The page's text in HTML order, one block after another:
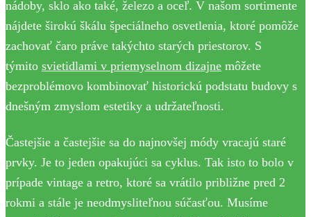
nádoby, sklo ako také, železo a oceľ. V našom sortimente
nájdete širokú škálu špeciálneho osvetlenia, ktoré pomôže
zachovať čaro práve takýchto starých priestorov. S
týmito svietidlami v priemyselnom dizajne môžete
bezproblémovo kombinovať historickú podstatu budovy s
dnešným zmyslom estetiky a udržateľnosti.
Častejšie a častejšie sa do najnovšej módy vracajú staré
prvky. Je to jeden opakujúci sa cyklus. Tak isto to bolo v
prípade vintage a retro, ktoré sa vrátilo približne pred 2
rokmi a stále je neodmysliteľnou súčasťou. Musíme